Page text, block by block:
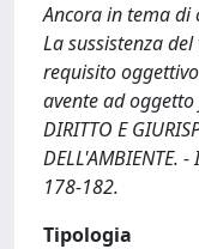
Ancora in tema di
La sussistenza
requisito
avente ad
DIRITTO E
DELL'AMBIENTE.
178-182.
Tipologia